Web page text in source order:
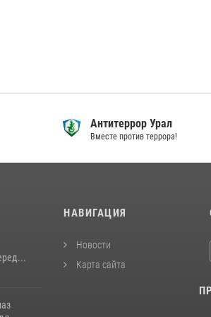
Антитеррор Урал
Вместе против террора!
НАВИГАЦИЯ
Новости
Карта сайта